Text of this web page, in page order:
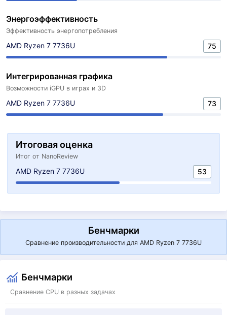
Энергоэффективность
Эффективность энергопотребления
AMD Ryzen 7 7736U 75
Интегрированная графика
Возможности iGPU в играх и 3D
AMD Ryzen 7 7736U 73
Итоговая оценка
Итог от NanoReview
AMD Ryzen 7 7736U 53
Бенчмарки
Сравнение производительности для AMD Ryzen 7 7736U
Бенчмарки
Сравнение CPU в разных задачах